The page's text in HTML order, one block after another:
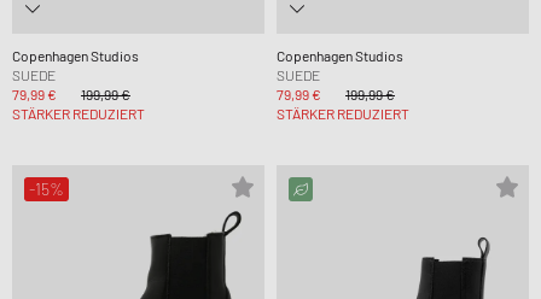
Copenhagen Studios
SUEDE
79,99 €
199,99 €
STÄRKER REDUZIERT
Copenhagen Studios
SUEDE
79,99 €
199,99 €
STÄRKER REDUZIERT
-15%